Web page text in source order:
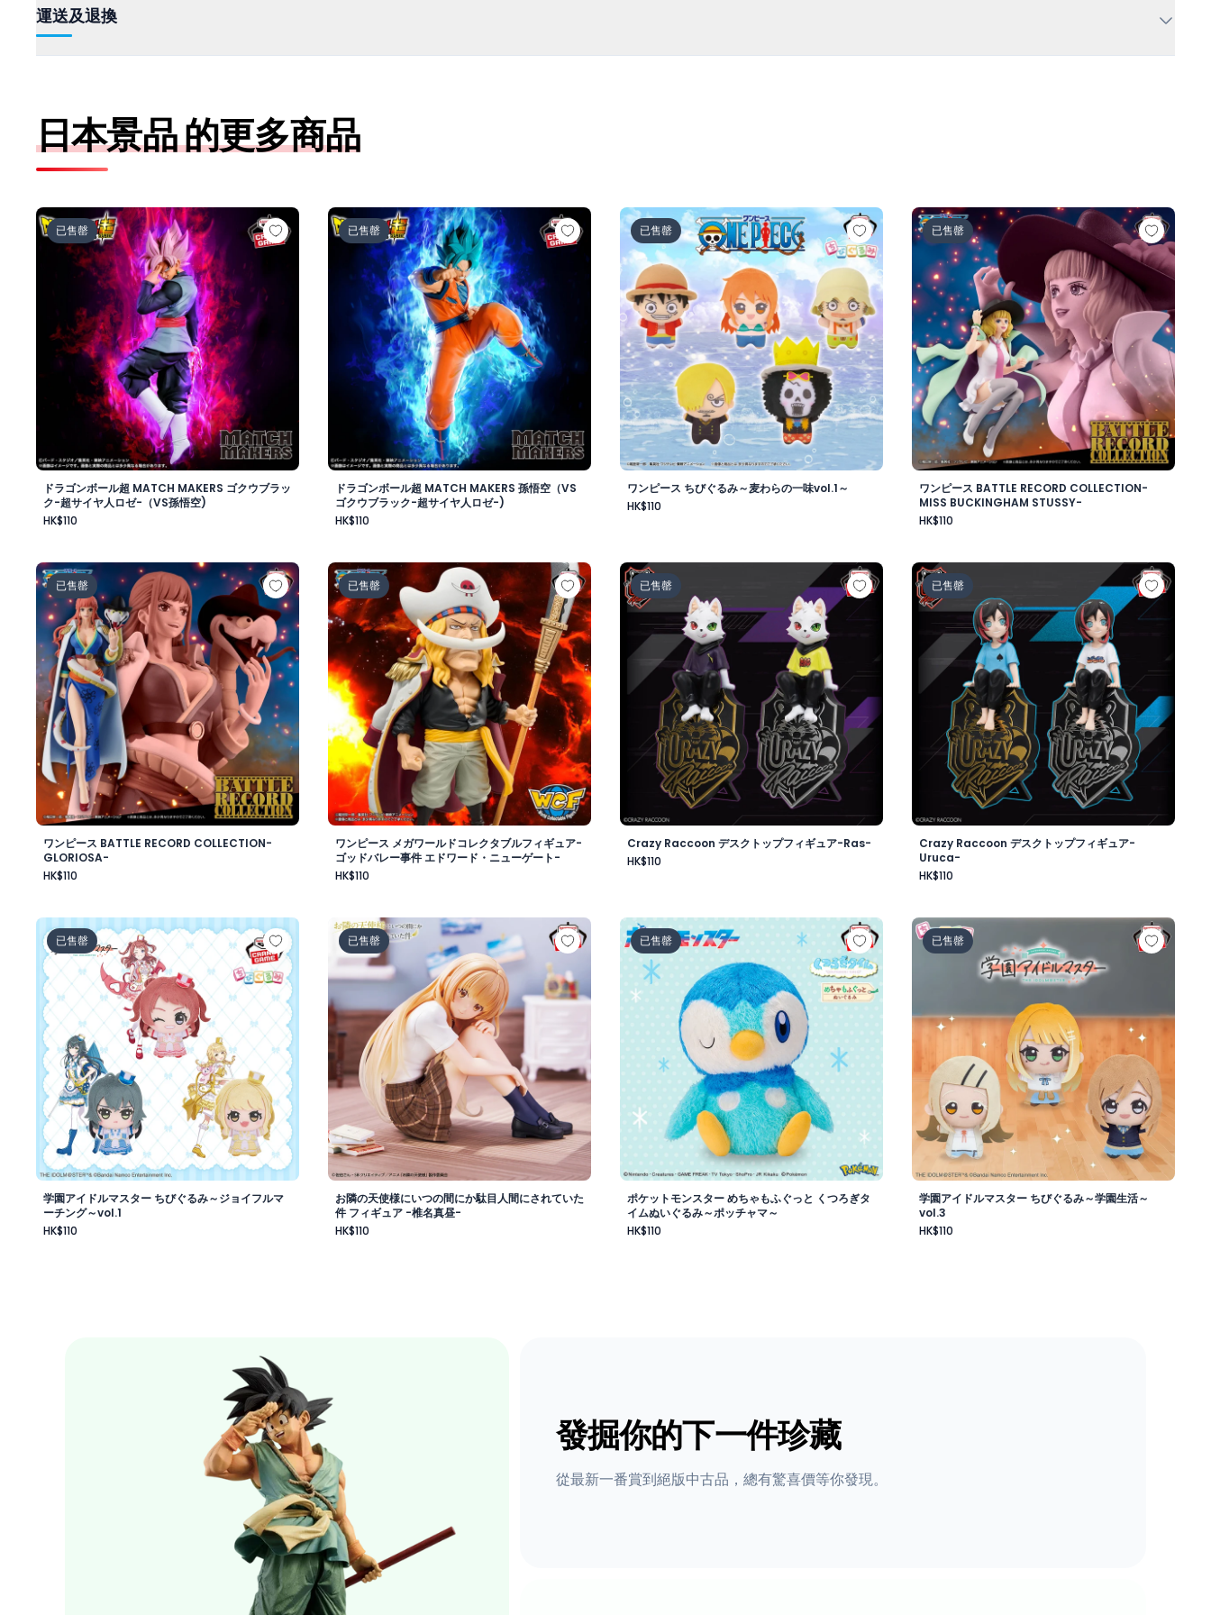
運送及退換
日本景品 的更多商品
ドラゴンボール超 MATCH MAKERS ゴクウブラック-超サイヤ人ロゼ-（VS孫悟空)
已售罄
ドラゴンボール超 MATCH MAKERS ゴクウブラッ
ク-超サイヤ人ロゼ-（VS孫悟空)
HK$110
ドラゴンボール超 MATCH MAKERS 孫悟空（VSゴクウブラック-超サイヤ人ロゼ-)
已售罄
ドラゴンボール超 MATCH MAKERS 孫悟空（VS
ゴクウブラック-超サイヤ人ロゼ-)
HK$110
ワンピース ちびぐるみ～麦わらの一味vol.1～
已售罄
ワンピース ちびぐるみ～麦わらの一味vol.1～
HK$110
ワンピース BATTLE RECORD COLLECTION-
已售罄
ワンピース BATTLE RECORD COLLECTION-
MISS BUCKINGHAM STUSSY-
HK$110
ワンピース BATTLE RECORD COLLECTION-GLORIOSA-
已售罄
ワンピース BATTLE RECORD COLLECTION-
GLORIOSA-
HK$110
ワンピース メガワールドコレクタブルフィギュア-ゴッドバレー事件 エドワード・ニューゲート-
已售罄
ワンピース メガワールドコレクタブルフィギュア-
ゴッドバレー事件 エドワード・ニューゲート-
HK$110
Crazy Raccoon デスクトップフィギュア-Ras-
已售罄
Crazy Raccoon デスクトップフィギュア-Ras-
HK$110
Crazy Raccoon デスクトップフィギュア-
已售罄
Crazy Raccoon デスクトップフィギュア-
Uruca-
HK$110
学園アイドルマスター ちびぐるみ～ジョイフルマーチング～vol.1
已售罄
学園アイドルマスター ちびぐるみ～ジョイフルマ
ーチング～vol.1
HK$110
お隣の天使様にいつの間にか駄目人間にされていた件 フィギュア -椎名真昼-
已售罄
お隣の天使様にいつの間にか駄目人間にされていた
件 フィギュア -椎名真昼-
HK$110
ポケットモンスター めちゃもふぐっと くつろぎタイムぬいぐるみ～ポッチャマ～
已售罄
ポケットモンスター めちゃもふぐっと くつろぎタ
イムぬいぐるみ～ポッチャマ～
HK$110
学園アイドルマスター ちびぐるみ～学園生活
已售罄
学園アイドルマスター ちびぐるみ～学園生活～
vol.3
HK$110
發掘你的下一件珍藏
從最新一番賞到絕版中古品，總有驚喜價等你發現。